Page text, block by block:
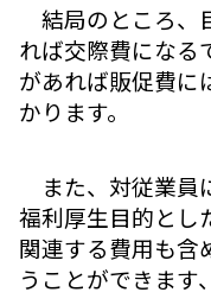
結局のところ、
れば交際費になる
があれば販促費に
かります。
また、対従業員
福利厚生目的とし
関連する費用も含
うことができます